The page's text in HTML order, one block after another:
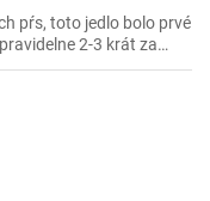
pŕs, toto jedlo bolo prvé
2-3 krát za